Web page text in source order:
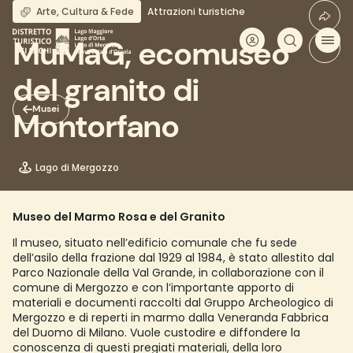
Salta
contenuto
principale
Musei
Arte, Cultura & Fede Attrazioni turistiche
MuMaG, ecomuseo
del granito di
Montorfano
Lago di Mergozzo
Museo del Marmo Rosa e del Granito
Il museo, situato nell’edificio comunale che fu sede
dell’asilo della frazione dal 1929 al 1984, è stato allestito dal
Parco Nazionale della Val Grande, in collaborazione con il
comune di Mergozzo e con l’importante apporto di
materiali e documenti raccolti dal Gruppo Archeologico di
Mergozzo e di reperti in marmo dalla Veneranda Fabbrica
del Duomo di Milano. Vuole custodire e diffondere la
conoscenza di questi pregiati materiali, della loro